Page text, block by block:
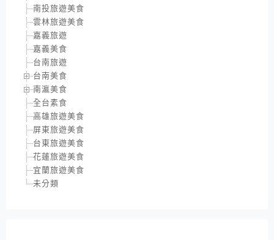
南投旅遊美食
雲林旅遊美食
嘉義旅遊
嘉義美食
台南旅遊
台南美食
南瀛美食
全台素食
高雄旅遊美食
屏東旅遊美食
台東旅遊美食
花蓮旅遊美食
宜蘭旅遊美食
未分類